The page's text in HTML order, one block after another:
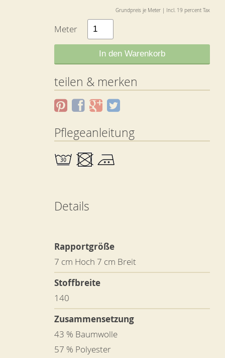
Grundpreis je Meter | Incl. 19 percent Tax
Meter
In den Warenkorb
teilen & merken
Pflegeanleitung
Details
Rapportgröße
7 cm Hoch 7 cm Breit
Stoffbreite
140
Zusammensetzung
43 % Baumwolle
57 % Polyester